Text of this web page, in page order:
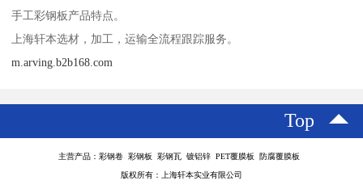
手工彩钢板产品特点。
上海轩本选材，加工，运输全流程跟踪服务。
m.arving.b2b168.com
Top
主营产品：彩钢卷 彩钢板 彩钢瓦 镀铝锌 PET覆膜板 防腐覆膜板
版权所有：上海轩本实业有限公司